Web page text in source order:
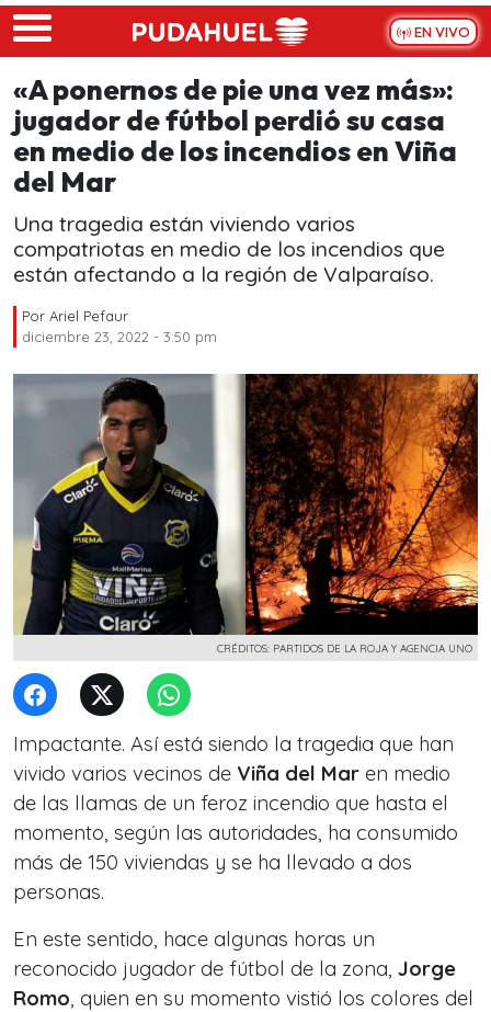
Skip to main content
EN VIVO
«A ponernos de pie una vez más»:
jugador de fútbol perdió su casa
en medio de los incendios en Viña
del Mar
Una tragedia están viviendo varios
compatriotas en medio de los incendios que
están afectando a la región de Valparaíso.
Por Ariel Pefaur
diciembre 23, 2022 - 3:50 pm
CRÉDITOS: PARTIDOS DE LA ROJA Y AGENCIA UNO
Impactante. Así está siendo la tragedia que han
vivido varios vecinos de Viña del Mar en medio
de las llamas de un feroz incendio que hasta el
momento, según las autoridades, ha consumido
más de 150 viviendas y se ha llevado a dos
personas.
En este sentido, hace algunas horas un
reconocido jugador de fútbol de la zona, Jorge
Romo, quien en su momento vistió los colores del